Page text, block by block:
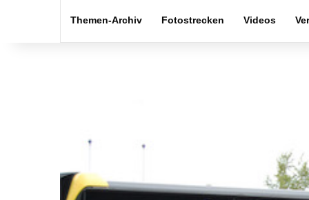
Themen-Archiv Fotostrecken Videos